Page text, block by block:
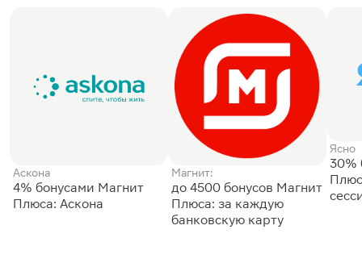
Аскона
4% бонусами Магнит
Плюса: Аскона
Магнит:
до 4500 бонусов Магнит
Плюса: за каждую
банковскую карту
Ясно
30%